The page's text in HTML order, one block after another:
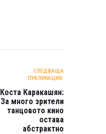
СЛЕДВАЩА
ПУБЛИКАЦИЯ:
Коста Каракашян:
За много зрители
танцовото кино
остава
абстрактно